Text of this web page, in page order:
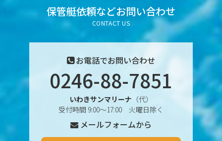
2025年6月
2025年3月
保管艇依頼などお問い合わせ
CONTACT US
お電話でお問い合わせ
0246-88-7851
いわきサンマリーナ （代）
受付時間 9:00〜17:00 火曜日除く
メールフォームから